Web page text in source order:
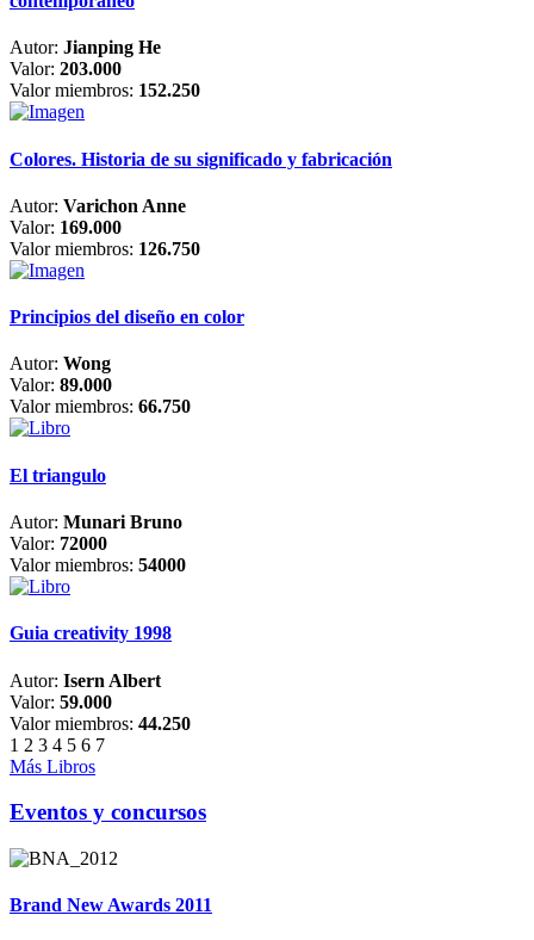
Autor: Jianping He
Valor: 203.000
Valor miembros: 152.250
Colores. Historia de su significado y fabricación
Autor: Varichon Anne
Valor: 169.000
Valor miembros: 126.750
Principios del diseño en color
Autor: Wong
Valor: 89.000
Valor miembros: 66.750
El triangulo
Autor: Munari Bruno
Valor: 72000
Valor miembros: 54000
Guia creativity 1998
Autor: Isern Albert
Valor: 59.000
Valor miembros: 44.250
1 2 3 4 5 6 7
Más Libros
Eventos y concursos
Brand New Awards 2011